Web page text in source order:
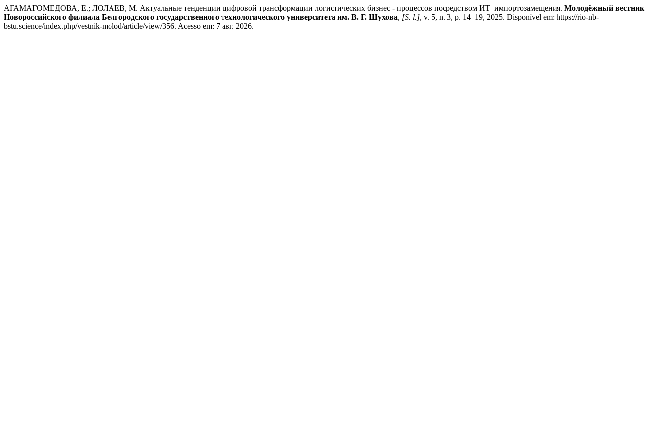
АГАМАГОМЕДОВА, Е.; ЛОЛАЕВ, М. Актуальные тенденции цифровой трансформации логистических бизнес - процессов посредством ИТ–импортозамещения. Молодёжный вестник
Новороссийского филиала Белгородского государственного технологического университета им. В. Г. Шухова, [S. l.], v. 5, n. 3, p. 14–19, 2025. Disponível em: https://rio-nb-
bstu.science/index.php/vestnik-molod/article/view/356. Acesso em: 7 авг. 2026.